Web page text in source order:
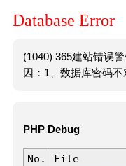
Database Error
(1040) 365建站错误
因：1、数据库密码不
PHP Debug
No. File